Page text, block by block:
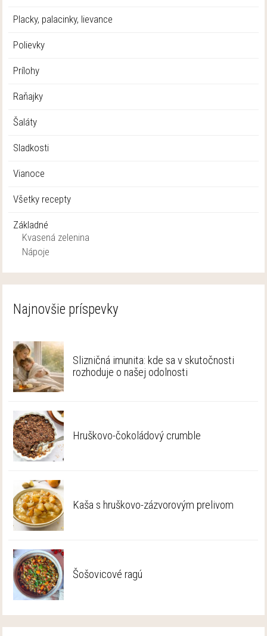
Placky, palacinky, lievance
Polievky
Prílohy
Raňajky
Šaláty
Sladkosti
Vianoce
Všetky recepty
Základné
Kvasená zelenina
Nápoje
Najnovšie príspevky
Slizničná imunita: kde sa v skutočnosti
rozhoduje o našej odolnosti
Hruškovo-čokoládový crumble
Kaša s hruškovo-zázvorovým prelivom
Šošovicové ragú